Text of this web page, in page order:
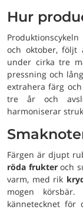
Hur
och oktober, följt
under cirka tre
pressning och
extrahera färg
tre år och
harmoniserar
Färgen är djupt
röda frukteroch
varm, med rik
mogen
kännetecknet